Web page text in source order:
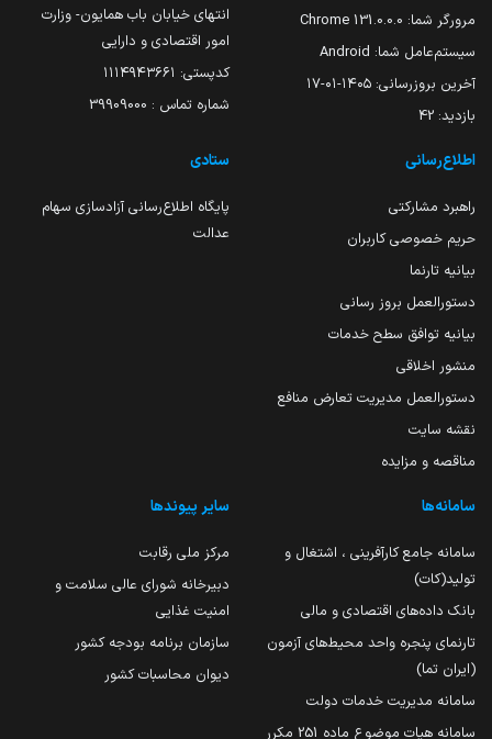
مرورگر شما: 131.0.0.0 Chrome
سیستم‌عامل شما: Android
آخرین بروزرسانی: ۱۴۰۵-۰۱-۱۷
بازدید: 42
انتهای خیابان باب همایون- وزارت
امور اقتصادی و دارایی
کدپستی: ۱۱۱۴۹۴۳۶۶۱
شماره تماس : 39909000
اطلاع‌رسانی
راهبرد مشارکتی
حریم خصوصی کاربران
بیانیه تارنما
دستورالعمل بروز رسانی
بیانیه توافق سطح خدمات
منشور اخلاقی
دستورالعمل مدیریت تعارض منافع
نقشه سایت
مناقصه و مزایده
ستادی
پایگاه اطلاع‌رسانی آزادسازی سهام
عدالت
سامانه‌ها
سامانه جامع کارآفرینی ، اشتغال و
تولید(کات)
بانک داده‌های اقتصادی و مالی
تارنمای پنجره واحد محیط‌های آزمون
(ایران تما)
سامانه مدیریت خدمات دولت
سامانه هیات موضوع ماده 251 مکرر
سایر پیوندها
مرکز ملی رقابت
دبیرخانه شورای عالی سلامت و
امنیت غذایی
سازمان برنامه بودجه کشور
دیوان محاسبات کشور